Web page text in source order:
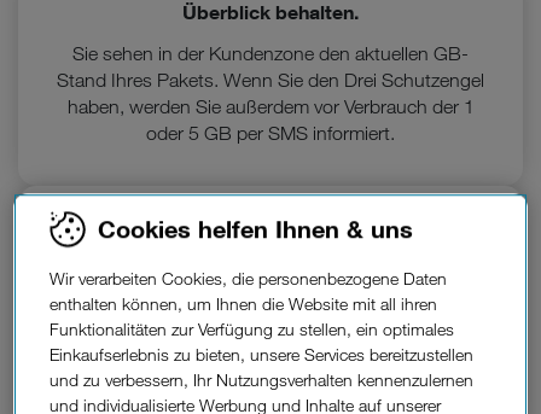
Überblick behalten.
Sie sehen in der Kundenzone den aktuellen GB-
Stand Ihres Pakets. Wenn Sie den Drei Schutzengel
haben, werden Sie außerdem vor Verbrauch der 1
oder 5 GB per SMS informiert.
Flexibel aktivieren.
Die Pakete bekommen Sie in der Kundenzone oder
im Drei Shop: Entweder im Reiseland sofort nach
Kauf (Kundenzone z.B. im Hotel-WLAN nutzen)
oder Sie bestellen es als Teil der Reiseplanung
vorab mit Wunsch-Aktivierungsdatum.
Cookies helfen Ihnen & uns
Wir verarbeiten Cookies, die personenbezogene Daten
enthalten können, um Ihnen die Website mit all ihren
Funktionalitäten zur Verfügung zu stellen, ein optimales
Einkaufserlebnis zu bieten, unsere Services bereitzustellen
und zu verbessern, Ihr Nutzungsverhalten kennenzulernen
und individualisierte Werbung und Inhalte auf unserer